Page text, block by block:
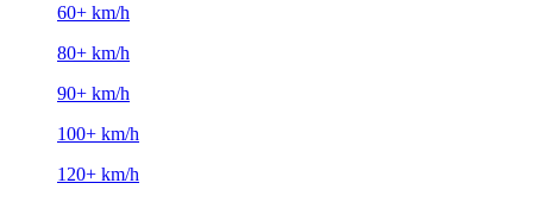
60+ km/h
80+ km/h
90+ km/h
100+ km/h
120+ km/h